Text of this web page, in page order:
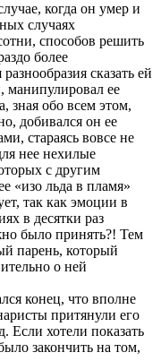
когда он умер и
случаях
способов решить
более
сказать ей
манипулировал ее
зная обо всем этом,
добивался он ее
стараясь вовсе не
нее нехилые
с другим
«изо льда в пламя»
так как эмоции в
в десятки раз
было принять?! Тем
парень, который
о ней
конец, что вполне
притянули его
Если хотели показать
закончить на том,